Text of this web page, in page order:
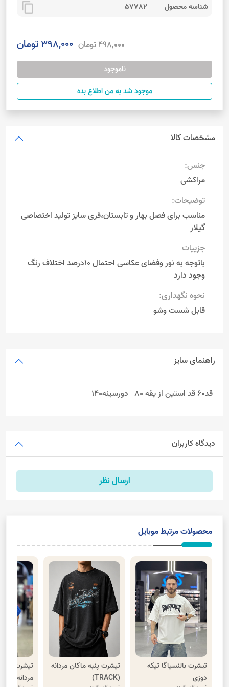
شناسه محصول 57782
content_copy
498,000 تومان 398,000 تومان
ناموجود
موجود شد به من اطلاع بده
مشخصات کالا
جنس:
مراکشی
توضیحات:
مناسب برای فصل بهار و تابستان،فری سایز تولید اختصاصی
گیلار
جزییات
باتوجه به نور وفضای عکاسی احتمال 10درصد اختلاف رنگ
وجود دارد
نحوه نگهداری:
قابل شست وشو
راهنمای سایز
قد60 قد استین از یقه 80 دورسینه140
دیدگاه کاربران
ارسال نظر
محصولات مرتبط موبایل
تیشرت بالنسیاگا تیکه
دوزی
تیشرت پنبه ماکان مردانه
(TRACK)
تیشرت
مردانه(Believe in)